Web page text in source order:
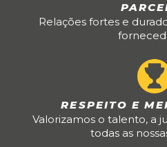
Relações fortes e
RESPEITO E
Valorizamos o talento, a
todas as